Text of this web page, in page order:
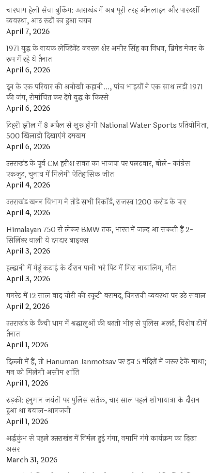
चारधाम हेली सेवा बुकिंग: उत्तराखंड में अब पूरी तरह ऑनलाइन और पारदर्शी
व्यवस्था, आठ रूटों का हुआ चयन
April 7, 2026
1971 युद्ध के नायक लेफ्टिनेंट जनरल शेर अमीर सिंह का निधन, ब्रिगेड मेजर के
रूप में रहे थे तैनात
April 6, 2026
दून के एक परिवार की अनोखी कहानी…, पांच भाइयों ने एक साथ लड़ी 1971
की जंग, रोमांचित कर देंगे युद्ध के किस्से
April 6, 2026
टिहरी झील में 8 अप्रैल से शुरू होगी National Water Sports प्रतियोगिता,
500 खिलाड़ी दिखाएंगे दमखम
April 6, 2026
उत्तराखंड के पूर्व CM हरीश रावत का भाजपा पर पलटवार, बोले- कांग्रेस
एकजुट, चुनाव में मिलेगी ऐतिहासिक जीत
April 4, 2026
उत्तराखंड खनन विभाग ने तोड़े सभी रिकॉर्ड, राजस्व 1200 करोड़ के पार
April 4, 2026
Himalayan 750 से लेकर BMW तक, भारत में जल्द आ सकती हैं 2-
सिलिंडर वाली ये दमदार बाइक्स
April 3, 2026
हल्द्वानी में गेहूं कटाई के दौरान पानी भरे पिट में गिरा नाबालिग, मौत
April 3, 2026
गगरेट में 12 साल बाद चोरी की स्कूटी बरामद, निगरानी व्यवस्था पर उठे सवाल
April 2, 2026
उत्तराखंड के कैंची धाम में श्रद्धालुओं की बढ़ती भीड़ से पुलिस अलर्ट, विशेष टीमें
तैनात
April 1, 2026
दिल्ली में हैं, तो Hanuman Janmotsav पर इन 5 मंदिरों में जरूर टेकें माथा;
मन को मिलेगी असीम शांति
April 1, 2026
रुड़की: हनुमान जयंती पर पुलिस सर्तक, चार साल पहले शोभायात्रा के दौरान
हुआ था बवाल-आगजनी
April 1, 2026
अर्द्धकुंभ से पहले उत्तराखंड में निर्मल हुई गंगा, नमामि गंगे कार्यक्रम का दिखा
असर
March 31, 2026